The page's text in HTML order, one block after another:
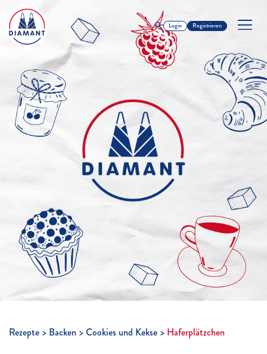
Login Registrieren
Rezepte Backen Cookies und Kekse Haferplätzchen